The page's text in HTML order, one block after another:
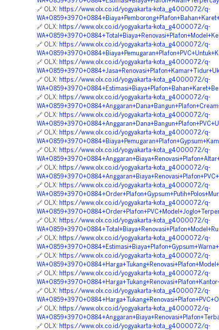
🔗 OLX: https://www.olx.co.id/yogyakarta-kota_g4000072/q-
🔗 OLX: https://www.olx.co.id/yogyakarta-kota_g4000072/q-
🔗 OLX: https://www.olx.co.id/yogyakarta-kota_g4000072/q-
🔗 OLX: https://www.olx.co.id/yogyakarta-kota_g4000072/q-
🔗 OLX: https://www.olx.co.id/yogyakarta-kota_g4000072/q-
🔗 OLX: https://www.olx.co.id/yogyakarta-kota_g4000072/q-
🔗 OLX: https://www.olx.co.id/yogyakarta-kota_g4000072/q-
🔗 OLX: https://www.olx.co.id/yogyakarta-kota_g4000072/q-
🔗 OLX: https://www.olx.co.id/yogyakarta-kota_g4000072/q-
🔗 OLX: https://www.olx.co.id/yogyakarta-kota_g4000072/q-
🔗 OLX: https://www.olx.co.id/yogyakarta-kota_g4000072/q-
🔗 OLX: https://www.olx.co.id/yogyakarta-kota_g4000072/q-
🔗 OLX: https://www.olx.co.id/yogyakarta-kota_g4000072/q-
🔗 OLX: https://www.olx.co.id/yogyakarta-kota_g4000072/q-
🔗 OLX: https://www.olx.co.id/yogyakarta-kota_g4000072/q-
🔗 OLX: https://www.olx.co.id/yogyakarta-kota_g4000072/q-
🔗 OLX: https://www.olx.co.id/yogyakarta-kota_g4000072/q-
🔗 OLX: https://www.olx.co.id/yogyakarta-kota_g4000072/q-
🔗 OLX: https://www.olx.co.id/yogyakarta-kota_g4000072/q-